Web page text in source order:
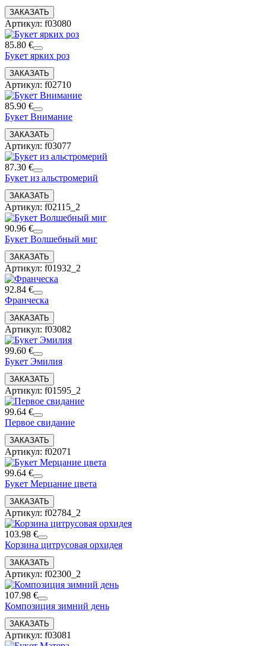
Артикул: f03080
85.80 €
Букет ярких роз
Артикул: f02710
85.90 €
Букет Внимание
Артикул: f03077
87.30 €
Букет из альстромерий
Артикул: f02115_2
90.96 €
Букет Волшебный миг
Артикул: f01932_2
92.84 €
Франческа
Артикул: f03082
99.60 €
Букет Эмилия
Артикул: f01595_2
99.64 €
Первое свидание
Артикул: f02071
99.64 €
Букет Мерцание цвета
Артикул: f02784_2
103.98 €
Корзина цитрусовая орхидея
Артикул: f02300_2
107.98 €
Композиция зимний день
Артикул: f03081